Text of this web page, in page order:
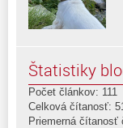
Štatistiky
Počet článkov: 111
Celková čítanosť:
Priemerná čítanosť